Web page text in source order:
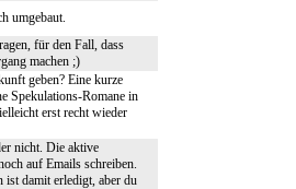
umgebaut.
für den Fall, dass
machen ;)
geben? Eine kurze
Spekulations-Romane in
erst recht wieder
nicht. Die aktive
auf Emails schreiben.
ist damit erledigt, aber du